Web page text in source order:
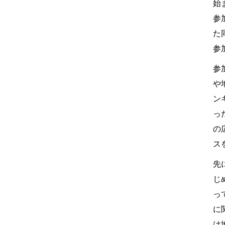
始
参
た
参
参
や
ン
っ
の
ス
先
じ
っ
に